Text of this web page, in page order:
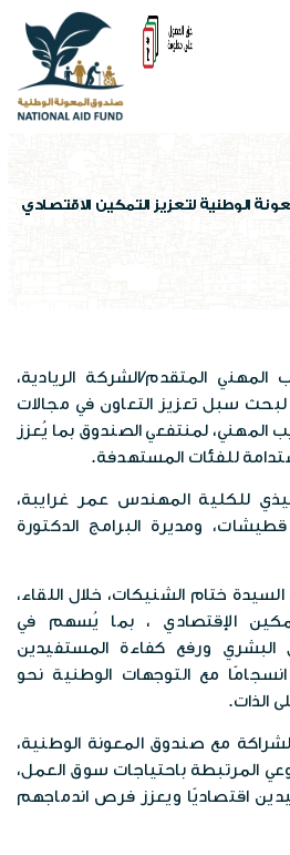
الوطنية لتعزيز التمكين الاقتصادي
المتقدم/الشركة الريادية،
سبل تعزيز التعاون في مجالات
المهني، لمنتفعي الصندوق بما يُعزز
للفئات المستهدفة.
للكلية المهندس عمر غرايبة،
ومديرة البرامج الدكتورة
ختام الشنيكات، خلال اللقاء،
الإقتصادي ، بما يُسهم في
البشري ورفع كفاءة المستفيدين
مع التوجهات الوطنية نحو
الذات.
مع صندوق المعونة الوطنية،
المرتبطة باحتياجات سوق العمل،
اقتصاديًا ويعزز فرص اندماجهم